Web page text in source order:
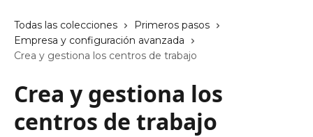
Todas las colecciones
Primeros pasos
Empresa y configuración avanzada
Crea y gestiona los centros de trabajo
Crea y gestiona los
centros de trabajo